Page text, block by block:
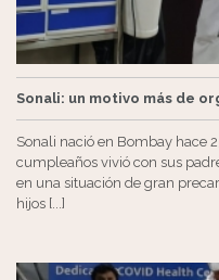
Sonali: un motivo más de
Sonali nació en Bombay hace
cumpleaños vivió con sus
en una situación de gran
hijos [...]